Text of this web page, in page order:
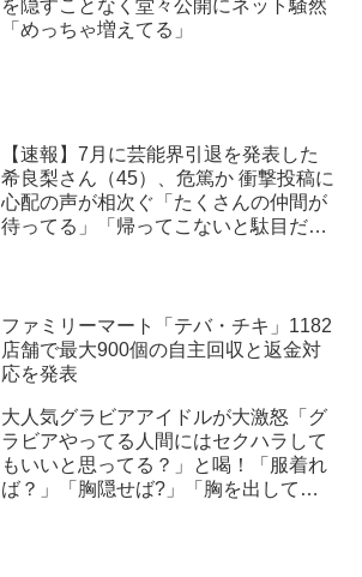
を隠すことなく堂々公開にネット騒然
「めっちゃ増えてる」
【速報】7月に芸能界引退を発表した
希良梨さん（45）、危篤か 衝撃投稿に
心配の声が相次ぐ「たくさんの仲間が
待ってる」「帰ってこないと駄目だ
ファミリーマート「テバ・チキ」1182
店舗で最大900個の自主回収と返金対
応を発表
大人気グラビアアイドルが大激怒「グ
ラビアやってる人間にはセクハラして
もいいと思ってる？」と喝！「服着れ
ば？」「胸隠せば?」「胸を出してゲ